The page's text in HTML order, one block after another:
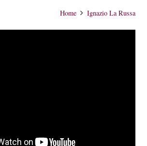
Home Ignazio La Russa